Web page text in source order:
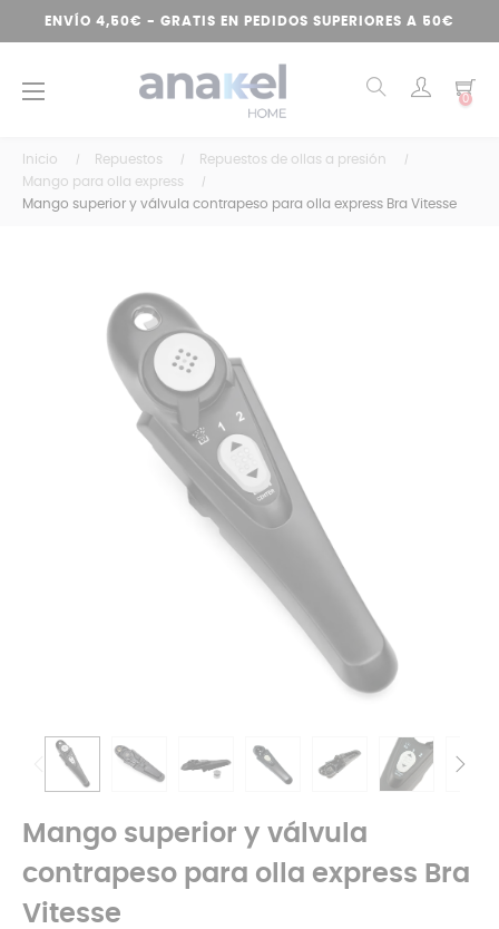
ENVÍO 4,50€ - GRATIS EN PEDIDOS SUPERIORES A 50€
Navegación
☰ 0
Inicio Repuestos
Repuestos de ollas a presión
Mango para olla express
Mango superior y válvula contrapeso para olla express Bra Vitesse
Mango superior y válvula
contrapeso para olla express Bra
Vitesse